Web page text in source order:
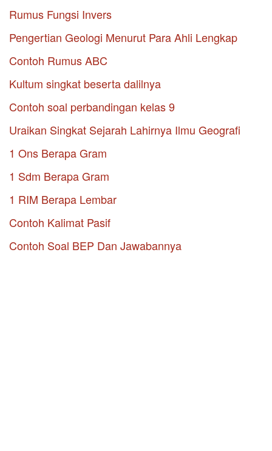
Rumus Fungsi Invers
Pengertian Geologi Menurut Para Ahli Lengkap
Contoh Rumus ABC
Kultum singkat beserta dalilnya
Contoh soal perbandingan kelas 9
Uraikan Singkat Sejarah Lahirnya Ilmu Geografi
1 Ons Berapa Gram
1 Sdm Berapa Gram
1 RIM Berapa Lembar
Contoh Kalimat Pasif
Contoh Soal BEP Dan Jawabannya